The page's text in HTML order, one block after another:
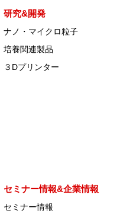
研究&開発
ナノ・マイクロ粒子
培養関連製品
３Dプリンター
セミナー情報&企業情報
セミナー情報